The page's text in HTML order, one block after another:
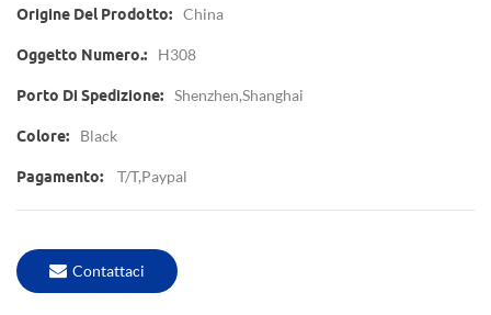
Origine Del Prodotto: China
Oggetto Numero.: H308
Porto Di Spedizione: Shenzhen,Shanghai
Colore: Black
Pagamento: T/T,Paypal
Contattaci